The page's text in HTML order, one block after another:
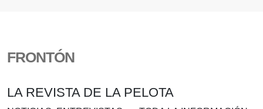
FRONTÓN
LA REVISTA DE LA PELOTA